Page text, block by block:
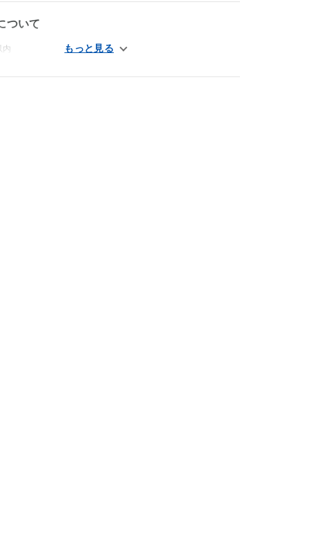
ついて
内